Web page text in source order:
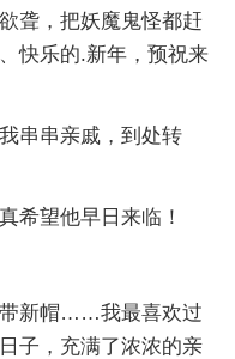
聋，把妖魔鬼怪都赶
快乐的.新年，预祝来
串串亲戚，到处转
希望他早日来临！
带新帽……我最喜欢过
子，充满了浓浓的亲